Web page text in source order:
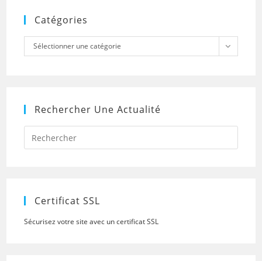
Catégories
Catégories
Sélectionner une catégorie
Rechercher Une Actualité
Press
to
Certificat SSL
Sécurisez votre site avec un certificat SSL